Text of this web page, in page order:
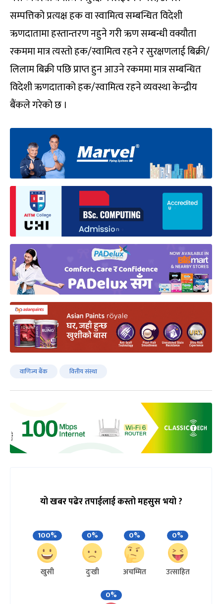
सम्पत्तिको प्रत्यक्ष हक वा स्वामित्व सम्बन्धित विदेशी
ऋणदातामा हस्तान्तरण नहुने गरी ऋण सम्बन्धी वक्यौता
रकममा मात्र त्यस्तो हक/स्वामित्व रहने र सुरक्षणलाई बिक्री/
लिलाम बिक्री पछि प्राप्त हुन आउने रकममा मात्र सम्बन्धित
विदेशी ऋणदाताको हक/स्वामित्व रहने व्यवस्था केन्द्रीय
बैंकले गरेको छ ।
वाणिज्य बैंक वित्तीय संस्था
यो खबर पढेर तपाईलाई कस्तो महसुस भयो ?
100%
खुसी
0%
दुःखी
0%
अचम्मित
0%
उत्साहित
0%